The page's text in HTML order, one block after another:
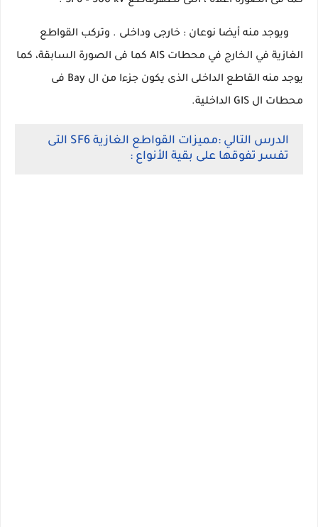
ويوجد منه أيضا نوعان : خارجى وداخلى . وتركب القواطع
الغازية في الخارج في محطات AIS كما فى الصورة السابقة، كما
يوجد منه القاطع الداخلى الذى يكون جزءا من ال Bay فى
محطات ال GIS الداخلية.
الدرس التالي :مميزات القواطع الغازية SF6 التى
تفسر تفوقها على بقية الأنواع :